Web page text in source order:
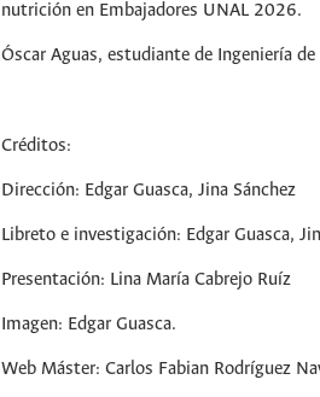
nutrición en Embajadores UNAL 2026.
Óscar Aguas, estudiante de Ingeniería
Créditos:
Dirección: Edgar Guasca, Jina Sánchez
Libreto e investigación: Edgar Guasca,
Presentación: Lina María Cabrejo Ruíz
Imagen: Edgar Guasca.
Web Máster: Carlos Fabian Rodríguez